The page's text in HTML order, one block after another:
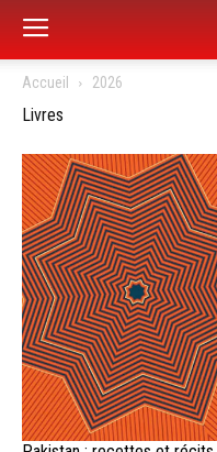
Accueil 2026
Livres